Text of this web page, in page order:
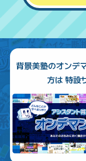
背景美塾のオンデ
方は 特設